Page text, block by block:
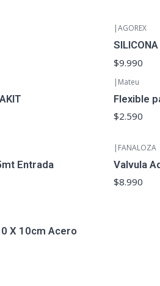
|AGOREX
$9.990
| Mateu
Flexible
$2.590
Entrada
| FANALOZA
Valvula
$8.990
X 10cm Acero